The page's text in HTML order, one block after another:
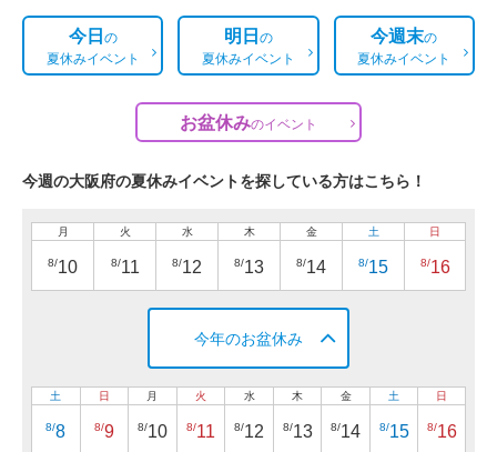
今日の
夏休みイベント
明日の
夏休みイベント
今週末の
夏休みイベント
お盆休みのイベント
今週の大阪府の夏休みイベントを探している方はこちら！
月
8/10
火
8/11
水
8/12
木
8/13
金
8/14
土
8/15
日
8/16
今年のお盆休み
土
8/8
日
8/9
月
8/10
火
8/11
水
8/12
木
8/13
金
8/14
土
8/15
日
8/16